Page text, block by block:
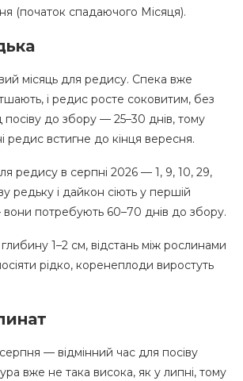
(початок спадаючого Місяця).
місяць для редису. Спека вже
і редис росте соковитим, без
посіву до збору — 25–30 днів, тому
редис встигне до кінця вересня.
редису в серпні 2026 — 1, 9, 10, 29,
редьку і дайкон сіють у першій
потребують 60–70 днів до збору.
1–2 см, відстань між рослинами
рідко, коренеплоди виростуть
— відмінний час для посіву
вже не така висока, як у липні, тому